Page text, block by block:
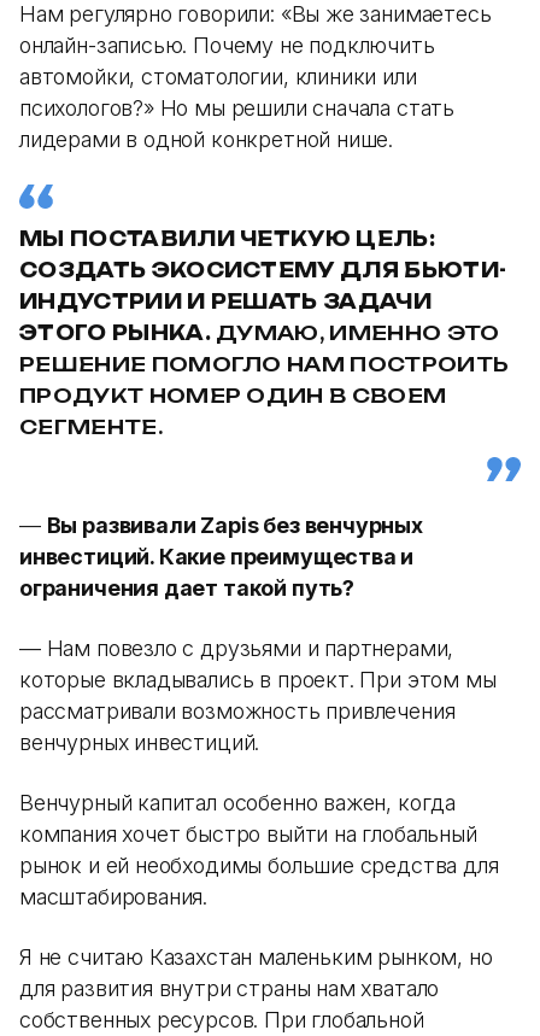
Нам регулярно говорили: «Вы же занимаетесь
онлайн-записью. Почему не подключить
автомойки, стоматологии, клиники или
психологов?» Но мы решили сначала стать
лидерами в одной конкретной нише.
МЫ ПОСТАВИЛИ ЧЕТКУЮ ЦЕЛЬ:
СОЗДАТЬ ЭКОСИСТЕМУ ДЛЯ БЬЮТИ-
ИНДУСТРИИ И РЕШАТЬ ЗАДАЧИ
ЭТОГО РЫНКА. ДУМАЮ, ИМЕННО ЭТО
РЕШЕНИЕ ПОМОГЛО НАМ ПОСТРОИТЬ
ПРОДУКТ НОМЕР ОДИН В СВОЕМ
СЕГМЕНТЕ.
— Вы развивали Zapis без венчурных
инвестиций. Какие преимущества и
ограничения дает такой путь?
— Нам повезло с друзьями и партнерами,
которые вкладывались в проект. При этом мы
рассматривали возможность привлечения
венчурных инвестиций.
Венчурный капитал особенно важен, когда
компания хочет быстро выйти на глобальный
рынок и ей необходимы большие средства для
масштабирования.
Я не считаю Казахстан маленьким рынком, но
для развития внутри страны нам хватало
собственных ресурсов. При глобальной